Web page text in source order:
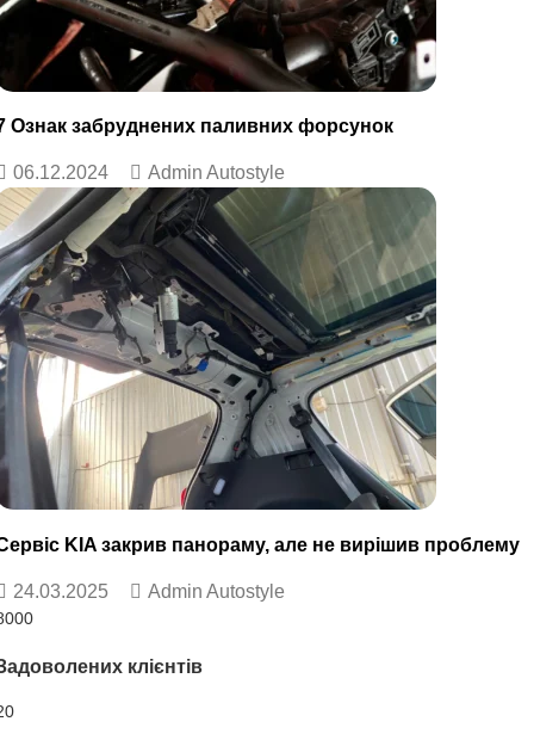
Ознак забруднених паливних форсунок
06.12.2024 Admin Autostyle
KIA закрив панораму, але не вирішив проблему
24.03.2025 Admin Autostyle
клієнтів